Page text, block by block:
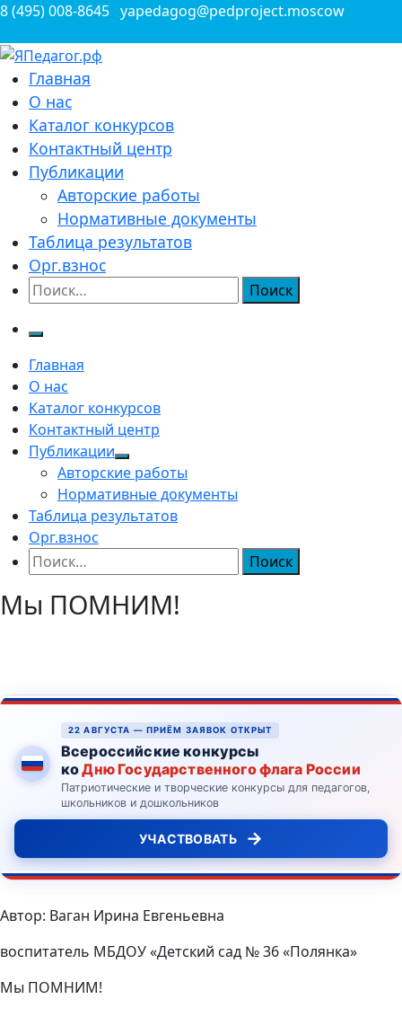
Перейти
содержимому
8 (495) 008-8645 yapedagog@pedproject.moscow
ЯПедагог.рф
Всероссийские конкурсы для педагогов
Главная
О нас
Каталог конкурсов
Контактный центр
Публикации
Авторские работы
Нормативные документы
Таблица результатов
Орг.взнос
Найти:
Главная
О нас
Каталог конкурсов
Контактный центр
Публикации
Авторские работы
Нормативные документы
Таблица результатов
Орг.взнос
Найти:
Мы ПОМНИМ!
22 АВГУСТА — ПРИЁМ ЗАЯВОК ОТКРЫТ
Всероссийские конкурсы
коДню Государственного флага России
Патриотические и творческие конкурсы для педагогов,
школьников и дошкольников
УЧАСТВОВАТЬ →
Автор: Ваган Ирина Евгеньевна
воспитатель МБДОУ «Детский сад № 36 «Полянка»
Мы ПОМНИМ!